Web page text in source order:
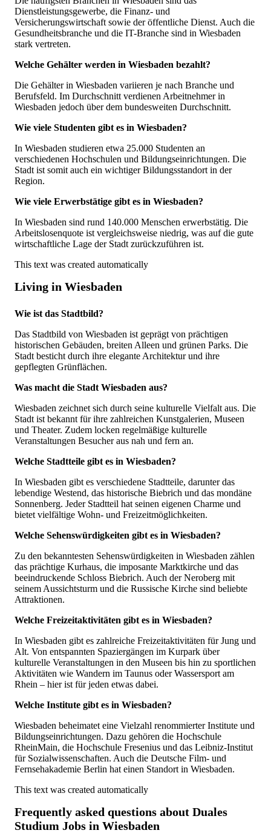
Dienstleistungsgewerbe, die Finanz- und
Versicherungswirtschaft sowie der öffentliche Dienst. Auch die
Gesundheitsbranche und die IT-Branche sind in Wiesbaden
stark vertreten.
Welche Gehälter werden in Wiesbaden bezahlt?
Die Gehälter in Wiesbaden variieren je nach Branche und
Berufsfeld. Im Durchschnitt verdienen Arbeitnehmer in
Wiesbaden jedoch über dem bundesweiten Durchschnitt.
Wie viele Studenten gibt es in Wiesbaden?
In Wiesbaden studieren etwa 25.000 Studenten an
verschiedenen Hochschulen und Bildungseinrichtungen. Die
Stadt ist somit auch ein wichtiger Bildungsstandort in der
Region.
Wie viele Erwerbstätige gibt es in Wiesbaden?
In Wiesbaden sind rund 140.000 Menschen erwerbstätig. Die
Arbeitslosenquote ist vergleichsweise niedrig, was auf die gute
wirtschaftliche Lage der Stadt zurückzuführen ist.
This text was created automatically
Living in Wiesbaden
Wie ist das Stadtbild?
Das Stadtbild von Wiesbaden ist geprägt von prächtigen
historischen Gebäuden, breiten Alleen und grünen Parks. Die
Stadt besticht durch ihre elegante Architektur und ihre
gepflegten Grünflächen.
Was macht die Stadt Wiesbaden aus?
Wiesbaden zeichnet sich durch seine kulturelle Vielfalt aus. Die
Stadt ist bekannt für ihre zahlreichen Kunstgalerien, Museen
und Theater. Zudem locken regelmäßige kulturelle
Veranstaltungen Besucher aus nah und fern an.
Welche Stadtteile gibt es in Wiesbaden?
In Wiesbaden gibt es verschiedene Stadtteile, darunter das
lebendige Westend, das historische Biebrich und das mondäne
Sonnenberg. Jeder Stadtteil hat seinen eigenen Charme und
bietet vielfältige Wohn- und Freizeitmöglichkeiten.
Welche Sehenswürdigkeiten gibt es in Wiesbaden?
Zu den bekanntesten Sehenswürdigkeiten in Wiesbaden zählen
das prächtige Kurhaus, die imposante Marktkirche und das
beeindruckende Schloss Biebrich. Auch der Neroberg mit
seinem Aussichtsturm und die Russische Kirche sind beliebte
Attraktionen.
Welche Freizeitaktivitäten gibt es in Wiesbaden?
In Wiesbaden gibt es zahlreiche Freizeitaktivitäten für Jung und
Alt. Von entspannten Spaziergängen im Kurpark über
kulturelle Veranstaltungen in den Museen bis hin zu sportlichen
Aktivitäten wie Wandern im Taunus oder Wassersport am
Rhein – hier ist für jeden etwas dabei.
Welche Institute gibt es in Wiesbaden?
Wiesbaden beheimatet eine Vielzahl renommierter Institute und
Bildungseinrichtungen. Dazu gehören die Hochschule
RheinMain, die Hochschule Fresenius und das Leibniz-Institut
für Sozialwissenschaften. Auch die Deutsche Film- und
Fernsehakademie Berlin hat einen Standort in Wiesbaden.
This text was created automatically
Frequently asked questions about Duales
Studium Jobs in Wiesbaden